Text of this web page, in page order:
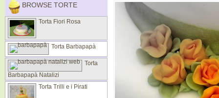
BROWSE TORTE
Torta Fiori Rosa
Torta Barbapapà
Torta
Barbapapà Natalizi
Torta Trilli e i Pirati